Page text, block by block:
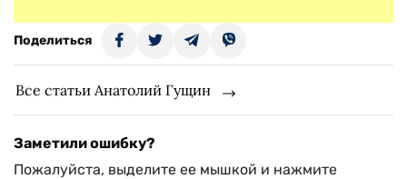
Поделиться
Все статьи Анатолий Гущин
Заметили ошибку?
Пожалуйста, выделите ее мышкой и нажмите